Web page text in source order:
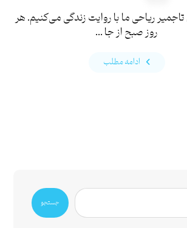
ریاحی ما با روایت زندگی‌ می‌کنیم. هر
روز صبح از جا ...
ادامه مطلب
جستجو